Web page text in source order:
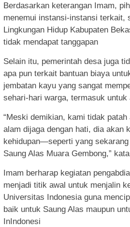
Berdasarkan keterangan Imam,
menemui instansi-instansi terkait,
Lingkungan Hidup Kabupaten
tidak mendapat tanggapan
Selain itu, pemerintah desa juga
apa pun terkait bantuan biaya
jembatan kayu yang sangat
sehari-hari warga, termasuk
“Meski demikian, kami tidak
alam dijaga dengan hati, dia akan
kehidupan—seperti yang
Saung Alas Muara Gembong,”
Imam berharap kegiatan
menjadi titik awal untuk menjalin
Universitas Indonesia guna
baik untuk Saung Alas maupun
InIndonesi